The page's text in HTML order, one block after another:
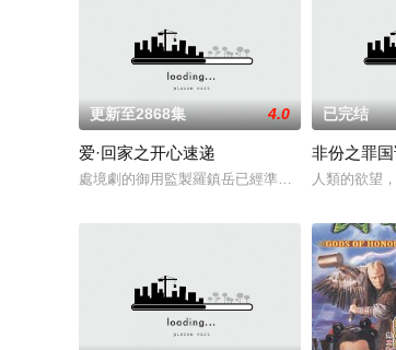
更新至2868集 4.0
爱·回家之开心速递
處境劇的御用監製羅鎮岳已經準備開拍新一套處
已完结
非份之罪
人類的欲望